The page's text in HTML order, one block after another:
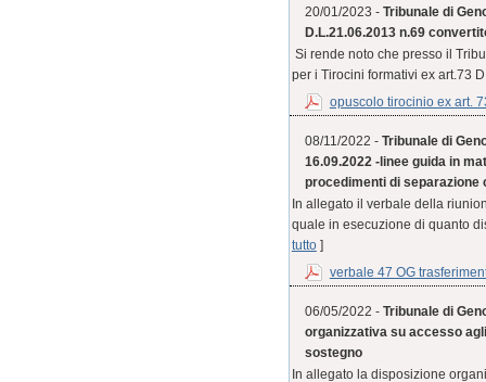
20/01/2023 - Tribunale di
D.L.21.06.2013 n.69
Si rende noto che presso il
per i Tirocini formativi ex art.73
opuscolo tirocinio ex art.
08/11/2022 - Tribunale di
16.09.2022 -linee guida in
procedimenti di separazione
In allegato il verbale della
quale in esecuzione di quanto
tutto]
verbale 47 OG
06/05/2022 - Tribunale di
organizzativa su accesso
sostegno
In allegato la disposizione